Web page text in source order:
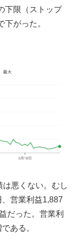
下限（ストップ
がった。
悪くない。むし
営業利益1,887
だった。営業利
ある。